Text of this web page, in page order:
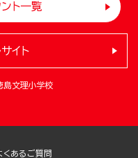
ト一覧
島文理小学校
イト
くあるご質問